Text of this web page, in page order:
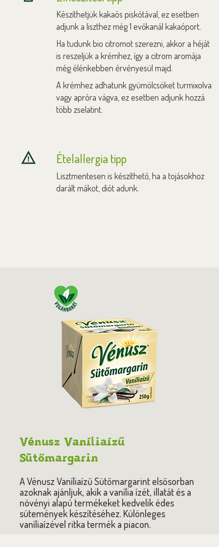
Készíthetjük kakaós piskótával, ez esetben
adjunk a liszthez még 1 evőkanál kakaóport.
Ha tudunk bio citromot szerezni, akkor a héját
is reszeljük a krémhez, így a citrom aromája
még élénkebben érvényesül majd.
A krémhez adhatunk gyümölcsöket turmixolva
vagy apróra vágva, ez esetben adjunk hozzá
több zselatint.
Ételallergia tipp
Lisztmentesen is készíthető, ha a tojásokhoz
darált mákot, diót adunk.
Vénusz Vaníliaízű
Sütőmargarin
A Vénusz Vaníliaízű Sütőmargarint elsősorban
azoknak ajánljuk, akik a vanília ízét, illatát és a
növényi alapú termékeket kedvelik édes
sütemények készítéséhez. Különleges
vaníliaízével ritka termék a piacon.